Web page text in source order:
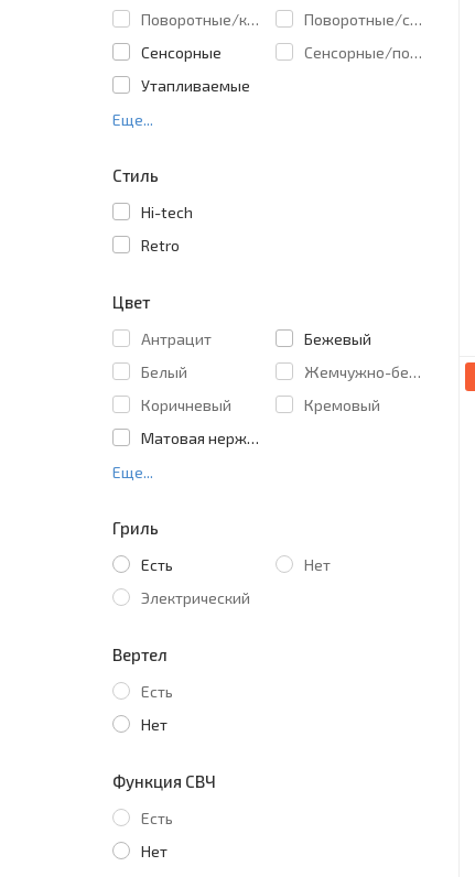
Поворотные/кнопки
Поворотные/сенсорные
Сенсорные
Сенсорные/поворотные
Утапливаемые
Еще...
Стиль
Hi-tech
Retro
Цвет
Антрацит
Бежевый
Белый
Жемчужно-белый
Коричневый
Кремовый
Матовая нержавеющая сталь
Еще...
Гриль
Есть
Нет
Электрический
Вертел
Есть
Нет
Функция СВЧ
Есть
Нет